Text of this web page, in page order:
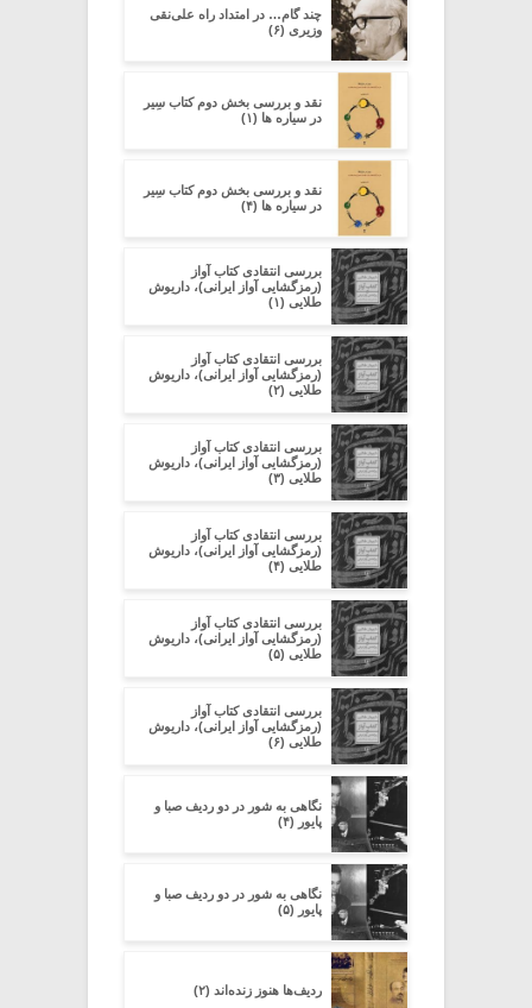
چند گام… در امتداد راه علی‌نقی
وزیری (۶)
نقد و بررسی بخش دوم کتاب سِیر
در سیاره ­ها (۱)
نقد و بررسی بخش دوم کتاب سِیر
در سیاره ­ها (۴)
بررسی انتقادی کتاب آواز
(رمزگشایی آواز ایرانی)، داریوش
طلایی (۱)
بررسی انتقادی کتاب آواز
(رمزگشایی آواز ایرانی)، داریوش
طلایی (۲)
بررسی انتقادی کتاب آواز
(رمزگشایی آواز ایرانی)، داریوش
طلایی (۳)
بررسی انتقادی کتاب آواز
(رمزگشایی آواز ایرانی)، داریوش
طلایی (۴)
بررسی انتقادی کتاب آواز
(رمزگشایی آواز ایرانی)، داریوش
طلایی (۵)
بررسی انتقادی کتاب آواز
(رمزگشایی آواز ایرانی)، داریوش
طلایی (۶)
نگاهی به شور در دو ردیف صبا و
پایور (۴)
نگاهی به شور در دو ردیف صبا و
پایور (۵)
ردیف‌ها هنوز زنده‌اند (۲)